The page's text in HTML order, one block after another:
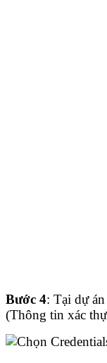
Bước 4: Tại dự
(Thông tin xác